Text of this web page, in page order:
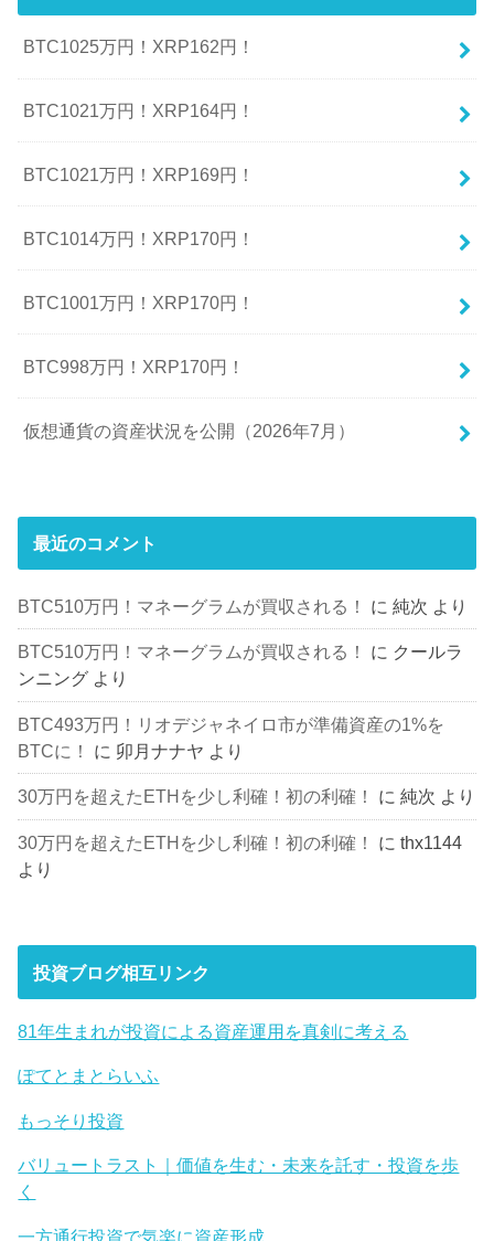
BTC1025万円！XRP162円！
BTC1021万円！XRP164円！
BTC1021万円！XRP169円！
BTC1014万円！XRP170円！
BTC1001万円！XRP170円！
BTC998万円！XRP170円！
仮想通貨の資産状況を公開（2026年7月）
最近のコメント
BTC510万円！マネーグラムが買収される！ に純次 より
BTC510万円！マネーグラムが買収される！ に クールラ
ンニング より
BTC493万円！リオデジャネイロ市が準備資産の1%を
BTCに！
に 卯月ナナヤ より
30万円を超えたETHを少し利確！初の利確！ に純次 より
30万円を超えたETHを少し利確！初の利確！ にthx1144
より
投資ブログ相互リンク
81年生まれが投資による資産運用を真剣に考える
ぽてとまとらいふ
もっそり投資
バリュートラスト｜価値を生む・未来を託す・投資を歩
く
一方通行投資で気楽に資産形成。